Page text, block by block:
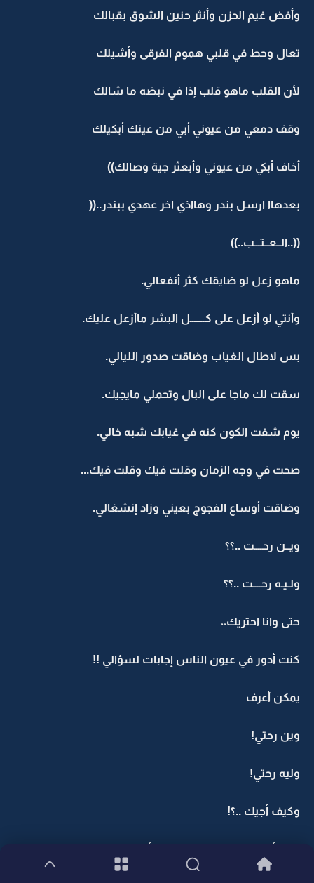
وأفض غيم الحزن وأنثر حنين الشوق بقبالك
تعال وحط في قلبي هموم الفرقى وأشيلك
لأن القلب ماهو قلب إذا في نبضه ما شالك
وقف دمعي من عيوني أبي من عينك أبكيلك
أخاف أبكي من عيوني وأبعثر جية وصالك))
بعدهاا ارسل بندر وهااذي اخر عهدي ببندر..((
((..الــعــتـــب..))
ماهو زعل لو ضايقك كثر أنفعالي.
وأنتي لو أزعل على كـــــــل البشر ماأزعل عليك.
بس لاطال الغياب وضاقت صدور الليالي.
سقت لك ماجا على البال وتحملي مايجيك.
يوم شفت الكون كنه في غيابك شبه خالي.
صحت في وجه الزمان وقلت فيك وقلت فيك...
وضاقت أوساع الفجوج بعيني وزاد إنشغالي.
ويــن رحــــت ..؟؟
ولـيـه رحــــت ..؟؟
حتى وانا احتريك،،
كنت أدور في عيون الناس إجابات لسؤالي !!
يمكن أعرف
وين رحتي!
وليه رحتي!
وكيف أجيك ..؟!